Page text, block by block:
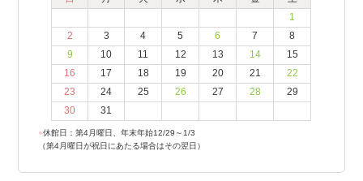
1
2
3 4 5 6 7
8
9
10 11 12 13 14
15
16
17 18 19 20 21
22
23
24 25 26 27 28
29
30
31
●休館日：第4月曜日、年末年始12/29～1/3
（第4月曜日が祝日にあたる場合はその翌日）